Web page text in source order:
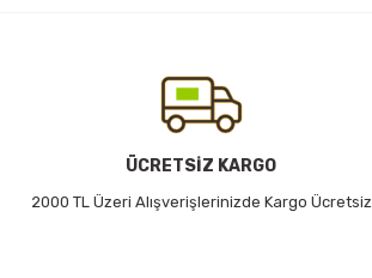
Ürün bilgilerinde hatalar bulunuyor.
Ürün fiyatı diğer sitelerden daha pahalı.
Bu ürüne benzer farklı alternatifler olmalı.
ÜCRETSİZ KARGO
2000 TL Üzeri Alışverişlerinizde Kargo Ücretsiz